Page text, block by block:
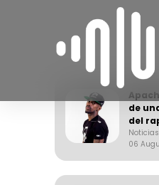
de
del
Noticias
06